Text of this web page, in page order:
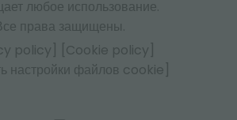
любое использование.
права защищены.
policy]
[Cookie policy]
настройки файлов cookie]